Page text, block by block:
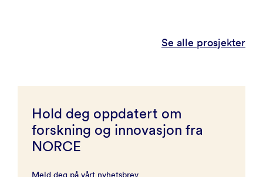
Se alle prosjekter
Hold deg oppdatert om
forskning og innovasjon fra
NORCE
Meld deg på vårt nyhetsbrev